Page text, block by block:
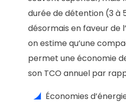
durée de détention (3 à
désormais en faveur de
on estime qu’une
permet une économie
son TCO annuel par
Économies